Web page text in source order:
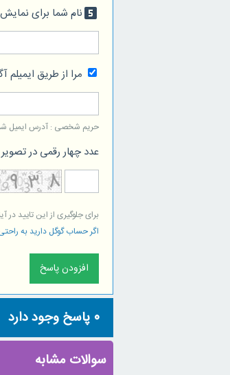
looks_5نام شما برای
مرا از طریق ایمیلم
حریم شخصی : آدرس ایمیل شما
عدد چهار رقمی در تصویر
برای جلوگیری از این تایید در
اگر حساب گوگل دارید به
0 پاسخ وجود دارد
سوالات مشابه